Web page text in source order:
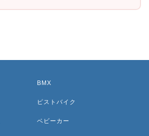
BMX
ピストバイク
ベビーカー